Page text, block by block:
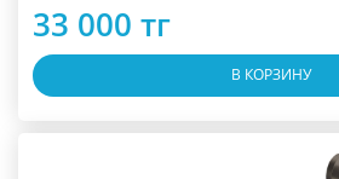
33 000 тг
В КОРЗИНУ